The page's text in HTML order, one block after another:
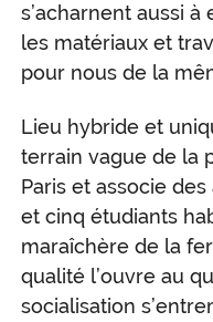
s’acharnent aussi
les matériaux et
pour nous de la
Lieu hybride et
terrain vague de la
Paris et associe
et cinq étudiants
maraîchère de la
qualité l’ouvre au
socialisation